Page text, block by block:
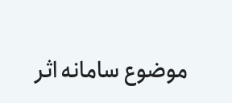
موضوع سامانه اثر